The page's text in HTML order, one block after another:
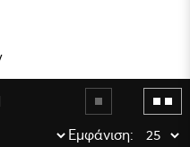
Εμφάνιση: